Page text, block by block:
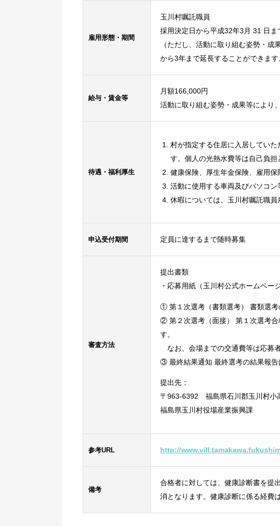
雇用形態・期間
玉川村嘱託職員
採用決定日から平成32年3月 31 日ま
（ただし、活動に取り組む姿勢・成
から3年まで延長することができます
給与・賃金等
月額166,000円
活動に取り組む姿勢・成果等により
待遇・福利厚生
村が指定する住居に入居してい
す。個人の光熱水費等は自己負担
健康保険、厚生年金保険、雇用保
活動に使用する車両及びパソコン
休暇については、玉川村嘱託職員
申込受付期間 定員に達するまで随時募集
審査方法
提出書類
・応募用紙（玉川村公式ホームペー
① 第１次選考（書類選考） 書類選考
② 第２次選考（面接） 第１次選考合
す。
なお、会場までの交通費等は応募
③ 最終結果通知 最終選考の結果報告
提出先：
〒963-6392 福島県石川郡玉川村小
福島県玉川村役場産業振興課
参考URL http://
備考
合格者に対しては、健康診断書を提
消となります。健康診断に係る経費